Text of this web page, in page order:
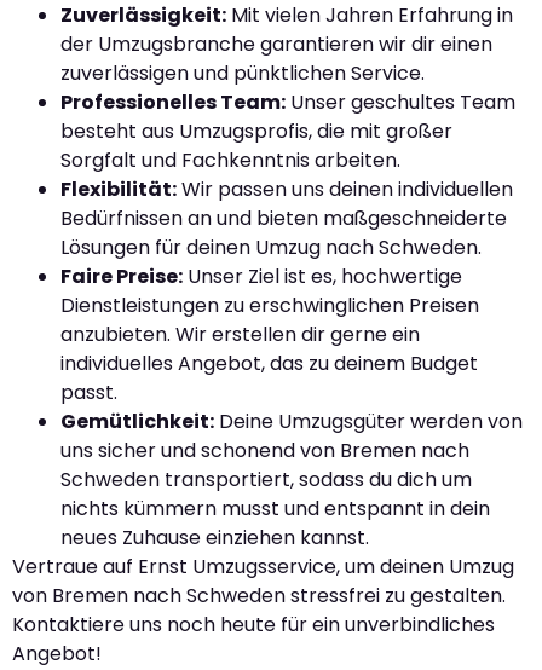
Zuverlässigkeit: Mit vielen Jahren Erfahrung in
der Umzugsbranche garantieren wir dir einen
zuverlässigen und pünktlichen Service.
Professionelles Team: Unser geschultes Team
besteht aus Umzugsprofis, die mit großer
Sorgfalt und Fachkenntnis arbeiten.
Flexibilität:Wir passen uns deinen individuellen
Bedürfnissen an und bieten maßgeschneiderte
Lösungen für deinen Umzug nach Schweden.
Faire Preise: Unser Ziel ist es, hochwertige
Dienstleistungen zu erschwinglichen Preisen
anzubieten. Wir erstellen dir gerne ein
individuelles Angebot, das zu deinem Budget
passt.
Gemütlichkeit: Deine Umzugsgüter werden von
uns sicher und schonend von Bremen nach
Schweden transportiert, sodass du dich um
nichts kümmern musst und entspannt in dein
neues Zuhause einziehen kannst.
Vertraue auf Ernst Umzugsservice, um deinen Umzug
von Bremen nach Schweden stressfrei zu gestalten.
Kontaktiere uns noch heute für ein unverbindliches
Angebot!